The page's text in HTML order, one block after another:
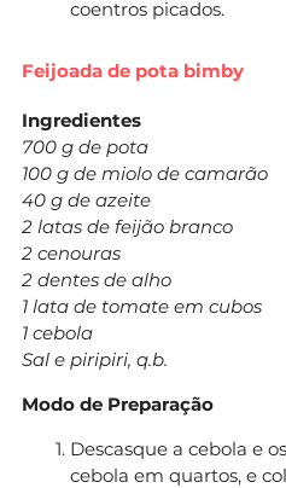
coentros picados.
Feijoada de pota bimby
Ingredientes
700 g de pota
100 g de miolo de camarão
40 g de azeite
2 latas de feijão branco
2 cenouras
2 dentes de alho
1 lata de tomate em cubos
1 cebola
Sal e piripiri, q.b.
Modo de Preparação
Descasque a cebola e
cebola em quartos, e